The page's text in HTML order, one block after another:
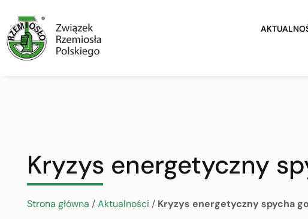
Kryzys energetyczny
Strona główna /Aktualności / Kryzys energetyczny spycha